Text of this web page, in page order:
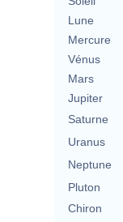
Lune
Mercure
Vénus
Mars
Jupiter
Saturne
Uranus
Neptune
Pluton
Chiron